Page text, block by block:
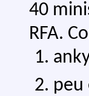
40
RFA.
peu